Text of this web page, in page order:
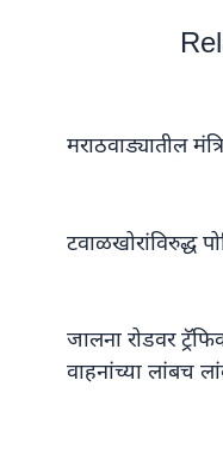
मराठवाड्यातील
जालना रोडवर
वाहनांच्या लांबच